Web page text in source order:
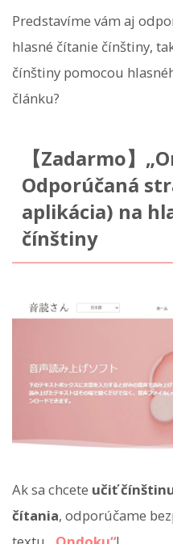
Predstavíme vám aj
hlasné čítanie čínštiny,
čínštiny pomocou
článku?
【Zadarmo】
Odporúčaná
aplikácia) na
čínštiny
Ak sa chcete učiť
čítania, odporúčame